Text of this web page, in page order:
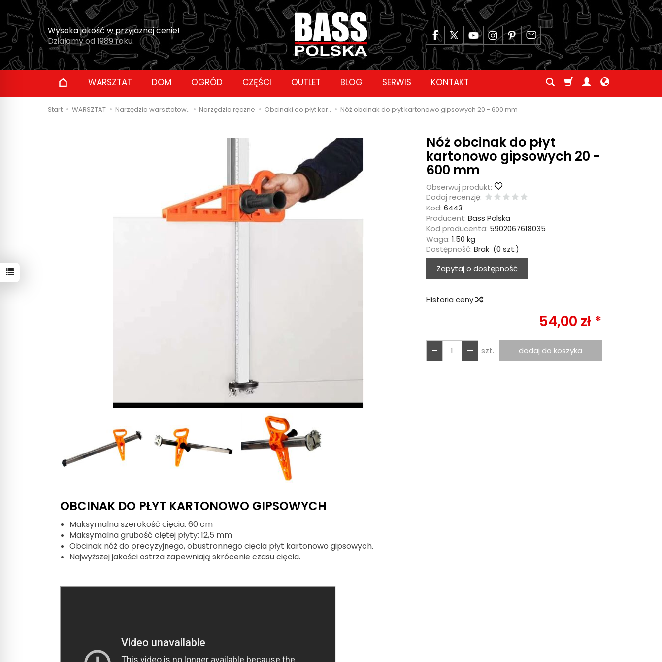
Wysoka jakość w przyjaznej cenie!
Działamy od 1989 roku.
WARSZTAT DOM OGRÓD CZĘŚCI OUTLET BLOG SERWIS KONTAKT
Start WARSZTAT Narzędzia warsztatow.. Narzędzia ręczne Obcinaki do płyt kar.. Nóż obcinak do płyt kartonowo gipsowych 20 - 600 mm
Nóż obcinak do płyt
kartonowo gipsowych 20 -
600 mm
Obserwuj produkt:
Dodaj recenzję:
Kod: 6443
Producent: Bass Polska
Kod producenta: 5902067618035
Waga: 1.50 kg
Dostępność: Brak (0 szt.)
Zapytaj o dostępność
Historia ceny
54,00 zł *
szt. dodaj do koszyka
OBCINAK DO PŁYT KARTONOWO GIPSOWYCH
Maksymalna szerokość cięcia: 60 cm
Maksymalna grubość ciętej płyty: 12,5 mm
Obcinak nóż do precyzyjnego, obustronnego cięcia płyt kartonowo gipsowych.
Najwyższej jakości ostrza zapewniają skrócenie czasu cięcia.